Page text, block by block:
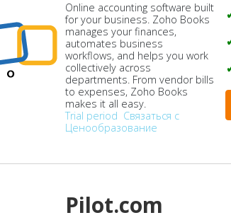
Online accounting software built
for your business. Zoho Books
manages your finances,
automates business
workflows, and helps you work
collectively across
departments. From vendor bills
to expenses, Zoho Books
makes it all easy.
Trial period Связаться с
Ценообразование
Pilot.com